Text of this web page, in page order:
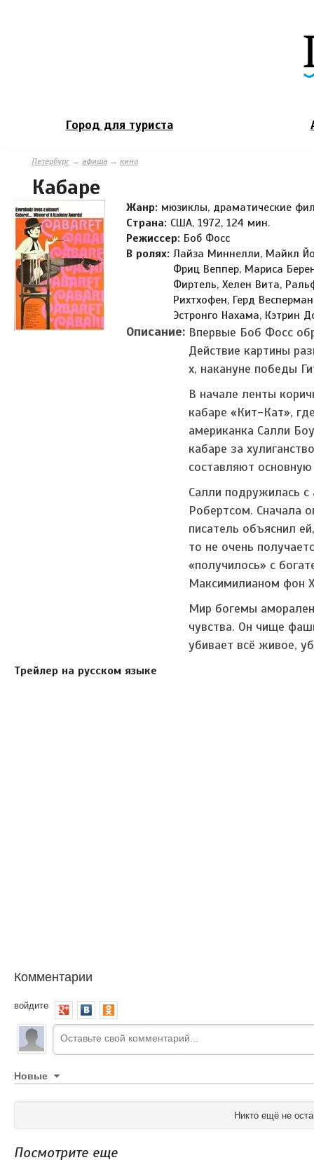
Город для туриста
Петербург→ афиша → кино
Кабаре
Жанр: мюзиклы, драматические
Страна: США, 1972, 124 мин.
Режиссер: Боб Фосс
В ролях: Лайза Миннелли, Майкл
Фриц Веппер, Мариса
Фиртель, Хелен Вита,
Рихтхофен, Герд
Эстронго Нахама, Кэтрин
Описание: Впервые Боб Фосс
Действие картины
х, накануне победы
В начале ленты
кабаре «Кит-Кат»,
американка Салли
кабаре за
составляют
Салли подружилась
Робертсом. Сначала
писатель объяснил
то не очень
«получилось» с
Максимилианом фон
Мир богемы
чувства. Он чище
убивает всё живое,
Трейлер на русском языке
Комментарии
войдите
Новые
Никто ещё не
Посмотрите еще